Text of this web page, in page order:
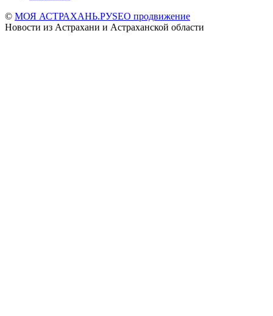
© МОЯ АСТРАХАНЬ.РУSEO продвижение
Новости из Астрахани и Астраханской области